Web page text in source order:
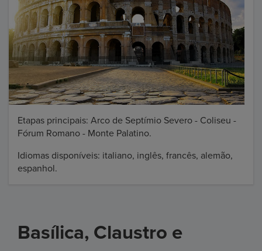
Etapas principais: Arco de Septímio Severo - Coliseu -
Fórum Romano - Monte Palatino.
Idiomas disponíveis: italiano, inglês, francês, alemão,
espanhol.
Basílica, Claustro e